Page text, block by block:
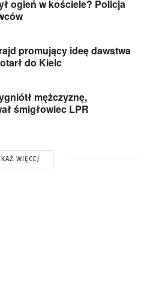
ogień w kościele? Policja
promujący ideę dawstwa
do Kielc
mężczyznę,
śmigłowiec LPR
WIĘCEJ